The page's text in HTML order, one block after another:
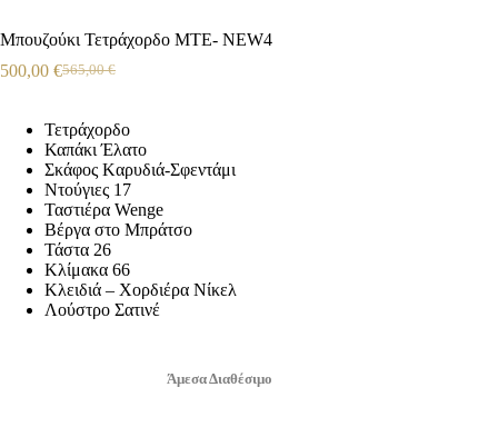
Μπουζούκι Τετράχορδο ΜΤE- NEW4
565,00€
500,00 €
Τετράχορδο
Καπάκι Έλατο
Σκάφος Kαρυδιά-Σφεντάμι
Ντούγιες 17
Ταστιέρα Wenge
Βέργα στο Μπράτσο
Τάστα 26
Κλίμακα 66
Κλειδιά – Χορδιέρα Νίκελ
Λούστρο Σατινέ
Άμεσα Διαθέσιμο